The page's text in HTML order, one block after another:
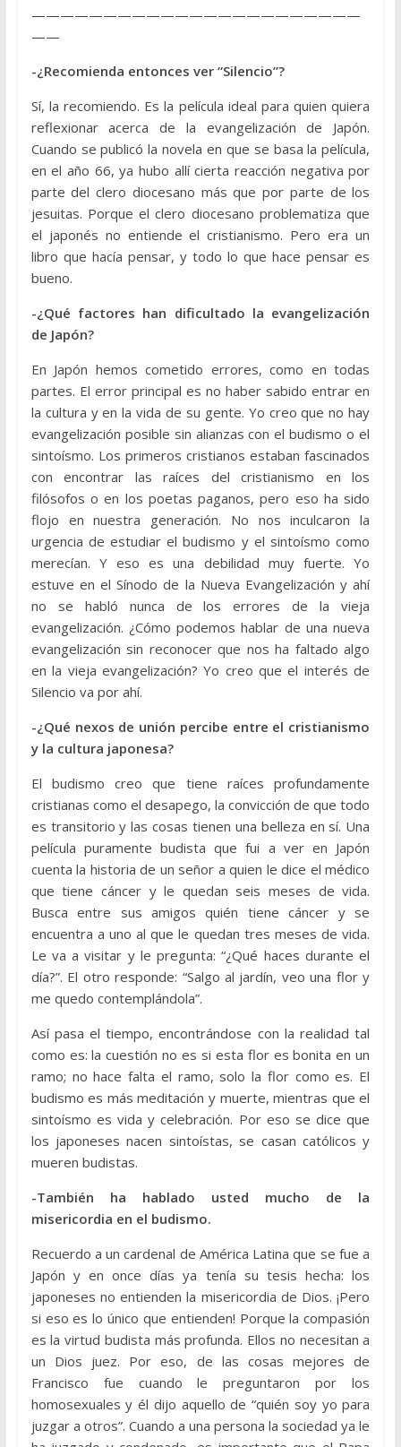
———————————————————————
——
-¿Recomienda entonces ver “Silencio”?
Sí, la recomiendo. Es la película ideal para quien quiera
reflexionar acerca de la evangelización de Japón.
Cuando se publicó la novela en que se basa la película,
en el año 66, ya hubo allí cierta reacción negativa por
parte del clero diocesano más que por parte de los
jesuitas. Porque el clero diocesano problematiza que
el japonés no entiende el cristianismo. Pero era un
libro que hacía pensar, y todo lo que hace pensar es
bueno.
-¿Qué factores han dificultado la evangelización
de Japón?
En Japón hemos cometido errores, como en todas
partes. El error principal es no haber sabido entrar en
la cultura y en la vida de su gente. Yo creo que no hay
evangelización posible sin alianzas con el budismo o el
sintoísmo. Los primeros cristianos estaban fascinados
con encontrar las raíces del cristianismo en los
filósofos o en los poetas paganos, pero eso ha sido
flojo en nuestra generación. No nos inculcaron la
urgencia de estudiar el budismo y el sintoísmo como
merecían. Y eso es una debilidad muy fuerte. Yo
estuve en el Sínodo de la Nueva Evangelización y ahí
no se habló nunca de los errores de la vieja
evangelización. ¿Cómo podemos hablar de una nueva
evangelización sin reconocer que nos ha faltado algo
en la vieja evangelización? Yo creo que el interés de
Silencio va por ahí.
-¿Qué nexos de unión percibe entre el cristianismo
y la cultura japonesa?
El budismo creo que tiene raíces profundamente
cristianas como el desapego, la convicción de que todo
es transitorio y las cosas tienen una belleza en sí. Una
película puramente budista que fui a ver en Japón
cuenta la historia de un señor a quien le dice el médico
que tiene cáncer y le quedan seis meses de vida.
Busca entre sus amigos quién tiene cáncer y se
encuentra a uno al que le quedan tres meses de vida.
Le va a visitar y le pregunta: “¿Qué haces durante el
día?”. El otro responde: “Salgo al jardín, veo una flor y
me quedo contemplándola”.
Así pasa el tiempo, encontrándose con la realidad tal
como es: la cuestión no es si esta flor es bonita en un
ramo; no hace falta el ramo, solo la flor como es. El
budismo es más meditación y muerte, mientras que el
sintoísmo es vida y celebración. Por eso se dice que
los japoneses nacen sintoístas, se casan católicos y
mueren budistas.
-También ha hablado usted mucho de la
misericordia en el budismo.
Recuerdo a un cardenal de América Latina que se fue a
Japón y en once días ya tenía su tesis hecha: los
japoneses no entienden la misericordia de Dios. ¡Pero
si eso es lo único que entienden! Porque la compasión
es la virtud budista más profunda. Ellos no necesitan a
un Dios juez. Por eso, de las cosas mejores de
Francisco fue cuando le preguntaron por los
homosexuales y él dijo aquello de “quién soy yo para
juzgar a otros”. Cuando a una persona la sociedad ya le